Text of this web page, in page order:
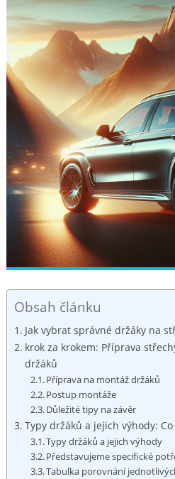
Obsah článku
Jak vybrat‍ správné držáky na
krok za krokem: Příprava
držáků
Příprava na montáž držáků
Postup montáže
Důležité tipy na závěr
Typy držáků a jejich výhody:
Typy držáků a jejich výhody
Představujeme specifické
Tabulka porovnání